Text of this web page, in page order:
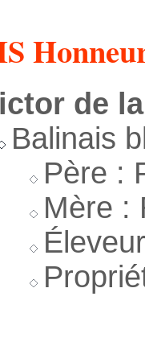
de
Balinais
Père :
Mère :